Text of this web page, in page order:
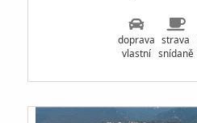
doprava
vlastní
strava
snídaně